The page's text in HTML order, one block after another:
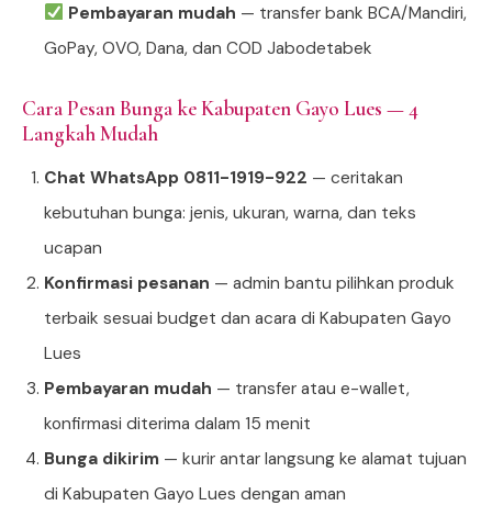
Pembayaran mudah — transfer bank BCA/Mandiri,
GoPay, OVO, Dana, dan COD Jabodetabek
Cara Pesan Bunga ke Kabupaten Gayo Lues — 4
Langkah Mudah
Chat WhatsApp 0811-1919-922 — ceritakan
kebutuhan bunga: jenis, ukuran, warna, dan teks
ucapan
Konfirmasi pesanan — admin bantu pilihkan produk
terbaik sesuai budget dan acara di Kabupaten Gayo
Lues
Pembayaran mudah — transfer atau e-wallet,
konfirmasi diterima dalam 15 menit
Bunga dikirim — kurir antar langsung ke alamat tujuan
di Kabupaten Gayo Lues dengan aman